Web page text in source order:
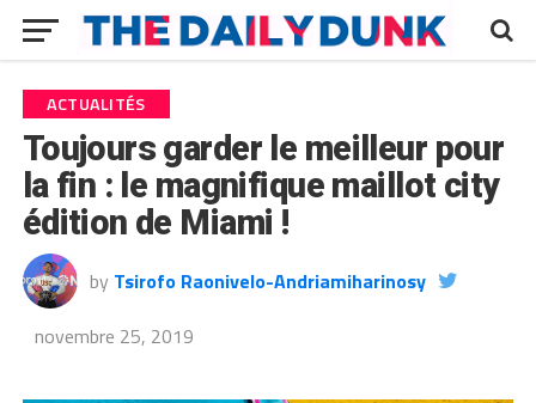
ACTUALITÉS
Toujours garder le meilleur pour
la fin : le magnifique maillot city
édition de Miami !
by Tsirofo Raonivelo-Andriamiharinosy
novembre 25, 2019